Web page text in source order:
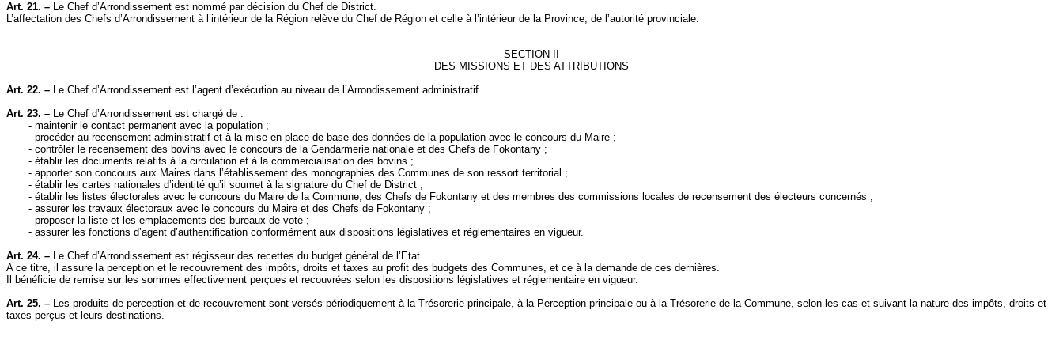
Art. 21. – Le Chef d’Arrondissement est nommé par décision du Chef de District.
L’affectation des Chefs d’Arrondissement à l’intérieur de la Région relève du Chef de Région et celle à l’intérieur de la Province, de l’autorité provinciale.
SECTION II
DES MISSIONS ET DES ATTRIBUTIONS
Art. 22. – Le Chef d’Arrondissement est l’agent d’exécution au niveau de l’Arrondissement administratif.
Art. 23. – Le Chef d’Arrondissement est chargé de :
- maintenir le contact permanent avec la population ;
- procéder au recensement administratif et à la mise en place de base des données de la population avec le concours du Maire ;
- contrôler le recensement des bovins avec le concours de la Gendarmerie nationale et des Chefs de Fokontany ;
- établir les documents relatifs à la circulation et à la commercialisation des bovins ;
- apporter son concours aux Maires dans l’établissement des monographies des Communes de son ressort territorial ;
- établir les cartes nationales d’identité qu’il soumet à la signature du Chef de District ;
- établir les listes électorales avec le concours du Maire de la Commune, des Chefs de Fokontany et des membres des commissions locales de recensement des électeurs concernés ;
- assurer les travaux électoraux avec le concours du Maire et des Chefs de Fokontany ;
- proposer la liste et les emplacements des bureaux de vote ;
- assurer les fonctions d’agent d’authentification conformément aux dispositions législatives et réglementaires en vigueur.
Art. 24. – Le Chef d’Arrondissement est régisseur des recettes du budget général de l’Etat.
A ce titre, il assure la perception et le recouvrement des impôts, droits et taxes au profit des budgets des Communes, et ce à la demande de ces dernières.
Il bénéficie de remise sur les sommes effectivement perçues et recouvrées selon les dispositions législatives et réglementaire en vigueur.
Art. 25. – Les produits de perception et de recouvrement sont versés périodiquement à la Trésorerie principale, à la Perception principale ou à la Trésorerie de la Commune, selon les cas et suivant la nature des impôts, droits et
taxes perçus et leurs destinations.